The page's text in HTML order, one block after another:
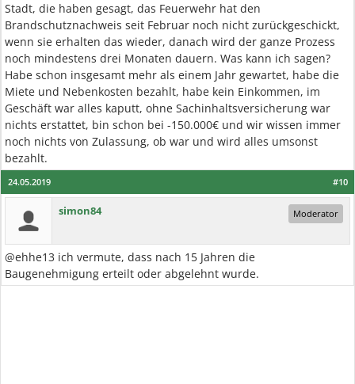
Stadt, die haben gesagt, das Feuerwehr hat den
Brandschutznachweis seit Februar noch nicht zurückgeschickt,
wenn sie erhalten das wieder, danach wird der ganze Prozess
noch mindestens drei Monaten dauern. Was kann ich sagen?
Habe schon insgesamt mehr als einem Jahr gewartet, habe die
Miete und Nebenkosten bezahlt, habe kein Einkommen, im
Geschäft war alles kaputt, ohne Sachinhaltsversicherung war
nichts erstattet, bin schon bei -150.000€ und wir wissen immer
noch nichts von Zulassung, ob war und wird alles umsonst
bezahlt.
#10
24.05.2019
simon84 Moderator
@ehhe13 ich vermute, dass nach 15 Jahren die
Baugenehmigung erteilt oder abgelehnt wurde.